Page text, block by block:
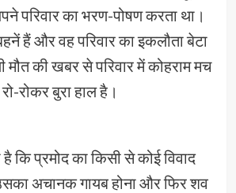
परिवार का भरण-पोषण करता था।
हैं और वह परिवार का इकलौता बेटा
की खबर से परिवार में कोहराम मच
रोकर बुरा हाल है।
कि प्रमोद का किसी से कोई विवाद
अचानक गायब होना और फिर शव